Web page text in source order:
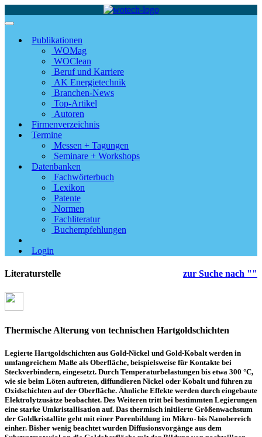
Publikationen
WOMag
WOClean
Beruf und Karriere
AK Energietechnik
Branchen-News
Top-Artikel
Autoren
Firmenverzeichnis
Termine
Messen + Tagungen
Seminare + Workshops
Datenbanken
Fachwörterbuch
Lexikon
Patente
Normen
Fachliteratur
Buchempfehlungen
Login
Literaturstelle zur Suche nach ""
Thermische Alterung von technischen Hartgoldschichten
Legierte Hartgoldschichten aus Gold-Nickel und Gold-Kobalt werden in
umfangreichem Maße als Oberfläche, beispielsweise für Kontakte bei
Steckverbindern, eingesetzt. Durch Temperaturbelastungen bis etwa 300 °C,
wie sie beim Löten auftreten, diffundieren Nickel oder Kobalt und führen zu
Oxidschichten auf der Oberfläche. Ähnliche Effekte werden durch eingebaute
Elektrolytzusätze beobachtet. Des Weiteren tritt bei bestimmten Legierungen
eine starke Umkristallisation auf. Das thermisch initiierte Größenwachstum
der Goldkristallite geht mit einer Porenbildung im Mikro- bis Nanobereich
einher. Bisher wenig beachtet wurden Diffusionsvorgänge aus dem